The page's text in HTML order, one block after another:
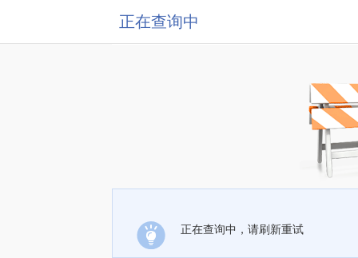
正在查询中
正在查询中，请刷新重试